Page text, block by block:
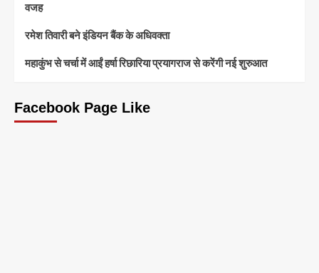
वजह
रमेश तिवारी बने इंडियन बैंक के अधिवक्ता
महाकुंभ से चर्चा में आईं हर्षा रिछारिया प्रयागराज से करेंगी नई शुरुआत
Facebook Page Like